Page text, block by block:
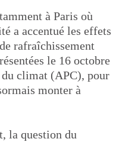
à Paris où
a accentué les effets
rafraîchissement
le 16 octobre
climat (APC), pour
monter à
la question du